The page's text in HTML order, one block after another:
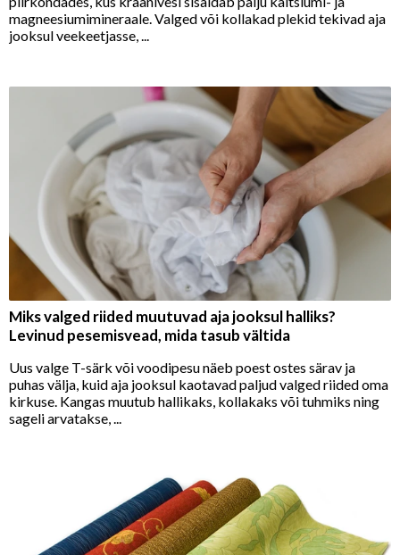
magneesiumimineraale. Valged või kollakad plekid tekivad aja
jooksul veekeetjasse, ...
Miks valged riided muutuvad aja jooksul halliks?
Levinud pesemisvead, mida tasub vältida
Uus valge T-särk või voodipesu näeb poest ostes särav ja
puhas välja, kuid aja jooksul kaotavad paljud valged riided oma
kirkuse. Kangas muutub hallikaks, kollakaks või tuhmiks ning
sageli arvatakse, ...